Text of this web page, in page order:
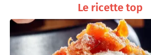
Le ricette top